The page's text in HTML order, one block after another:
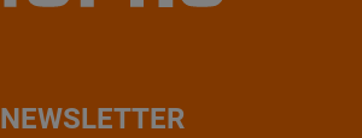
NEWSLETTER